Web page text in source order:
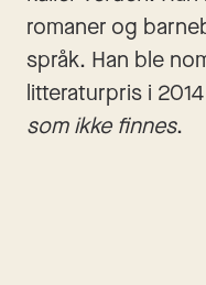
romaner og
språk. Han ble
litteraturpris i
som ikke finnes.